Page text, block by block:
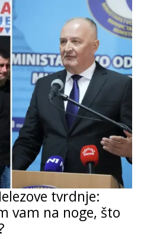
tvrdnje:
vam na noge, što